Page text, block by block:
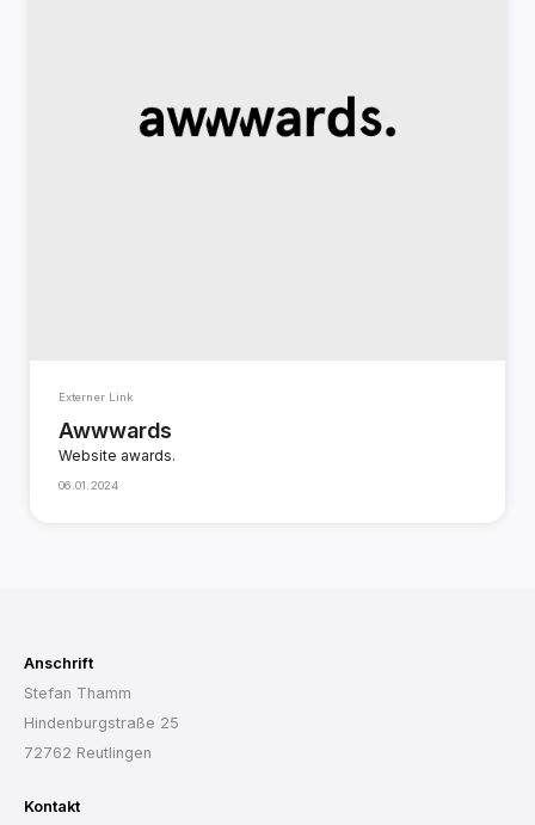
Externer Link
Awwwards
Website awards.
06.01.2024
Anschrift
Stefan Thamm
Hindenburgstraße 25
72762 Reutlingen
Kontakt